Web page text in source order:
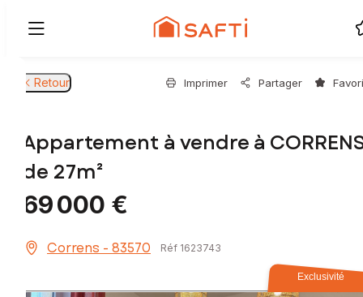
Retour Imprimer Partager
Appartement à vendre à
de 27m²
69 000 €
Correns - 83570 Réf 1623743
Exclusivité